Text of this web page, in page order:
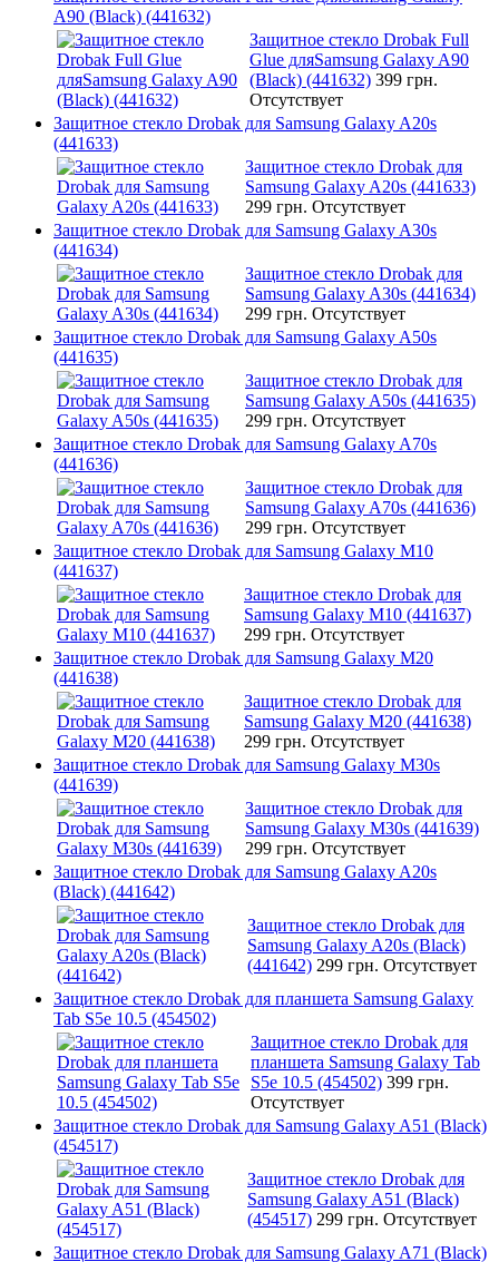
A90 (Black) (441632)
Защитное стекло Drobak Full
Glue дляSamsung Galaxy A90
(Black) (441632) 399 грн.
Отсутствует
Защитное стекло Drobak для Samsung Galaxy A20s
(441633)
Защитное стекло Drobak для
Samsung Galaxy A20s (441633)
299 грн. Отсутствует
Защитное стекло Drobak для Samsung Galaxy A30s
(441634)
Защитное стекло Drobak для
Samsung Galaxy A30s (441634)
299 грн. Отсутствует
Защитное стекло Drobak для Samsung Galaxy A50s
(441635)
Защитное стекло Drobak для
Samsung Galaxy A50s (441635)
299 грн. Отсутствует
Защитное стекло Drobak для Samsung Galaxy A70s
(441636)
Защитное стекло Drobak для
Samsung Galaxy A70s (441636)
299 грн. Отсутствует
Защитное стекло Drobak для Samsung Galaxy M10
(441637)
Защитное стекло Drobak для
Samsung Galaxy M10 (441637)
299 грн. Отсутствует
Защитное стекло Drobak для Samsung Galaxy M20
(441638)
Защитное стекло Drobak для
Samsung Galaxy M20 (441638)
299 грн. Отсутствует
Защитное стекло Drobak для Samsung Galaxy M30s
(441639)
Защитное стекло Drobak для
Samsung Galaxy M30s (441639)
299 грн. Отсутствует
Защитное стекло Drobak для Samsung Galaxy A20s
(Black) (441642)
Защитное стекло Drobak для
Samsung Galaxy A20s (Black)
(441642) 299 грн. Отсутствует
Защитное стекло Drobak для планшета Samsung Galaxy
Tab S5e 10.5 (454502)
Защитное стекло Drobak для
планшета Samsung Galaxy Tab
S5e 10.5 (454502) 399 грн.
Отсутствует
Защитное стекло Drobak для Samsung Galaxy A51 (Black)
(454517)
Защитное стекло Drobak для
Samsung Galaxy A51 (Black)
(454517) 299 грн. Отсутствует
Защитное стекло Drobak для Samsung Galaxy A71 (Black)